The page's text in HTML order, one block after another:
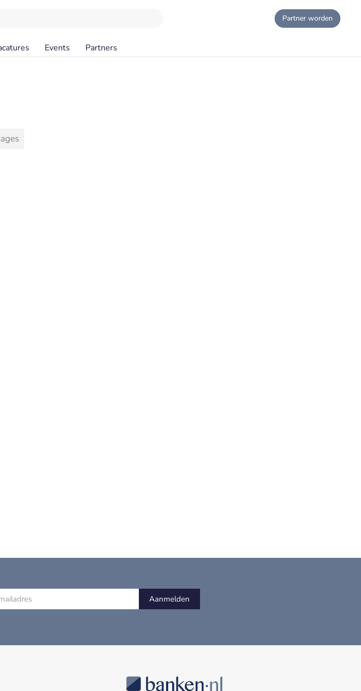
Partner worden
Events Partners
Aanmelden